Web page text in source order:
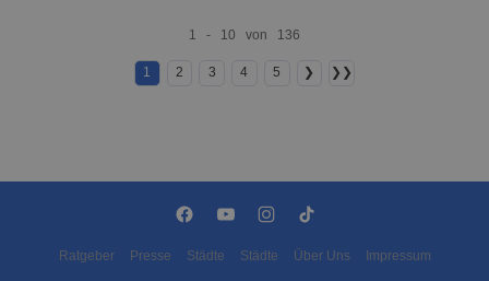
1 - 10 von 136
1 2 3 4 5 ❯ ❯❯
Ratgeber Presse Städte Städte Über Uns Impressum